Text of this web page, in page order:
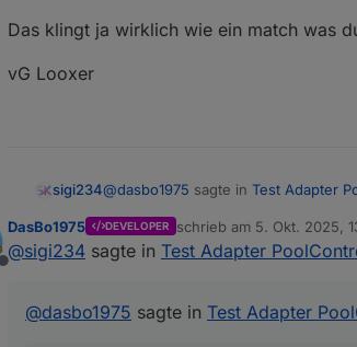
⚙️ Was der Adapter noch nicht
Zieltemperaturvorgabe (z. B. „bis
Das klingt ja wirklich wie ein match was
vG Looxer
sigi234@dasbo1975 sagte in Test Adapter
ch habe einen Resetbutton
Cool, geht das auch mit den Kosten?
Offline
DasBo1975 DEVELOPER schrieb am 5. Okt. 2025,
zuletzt editiert von
@sigi234 sagte in Test Adapter
@dasbo1975 sagte in Test Adapter